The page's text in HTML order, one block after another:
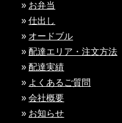
» お弁当
»仕出し
» オードブル
» 配達エリア・注文方法
» 配達実績
» よくあるご質問
»会社概要
» お知らせ